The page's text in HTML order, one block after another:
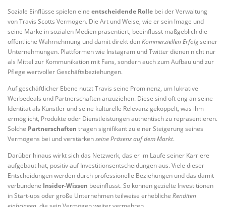
Soziale Einflüsse spielen eine entscheidende Rolle bei der Verwaltung
von Travis Scotts Vermögen. Die Art und Weise, wie er sein Image und
seine Marke in sozialen Medien präsentiert, beeinflusst maßgeblich die
öffentliche Wahrnehmung und damit direkt denKommerziellen Erfolgseiner
Unternehmungen. Plattformen wie Instagram und Twitter dienen nicht nur
als Mittel zur Kommunikation mit Fans, sondern auch zum Aufbau und zur
Pflege wertvoller Geschäftsbeziehungen.
Auf geschäftlicher Ebene nutzt Travis seine Prominenz, um lukrative
Werbedeals und Partnerschaften anzuziehen. Diese sind oft eng an seine
Identität als Künstler und seine kulturelle Relevanz gekoppelt, was ihm
ermöglicht, Produkte oder Dienstleistungen authentisch zu repräsentieren.
Solche Partnerschaften tragen signifikant zu einer Steigerung seines
Vermögens bei und verstärkenseine Präsenz auf dem Markt.
Darüber hinaus wirkt sich das Netzwerk, das er im Laufe seiner Karriere
aufgebaut hat, positiv auf Investitionsentscheidungen aus. Viele dieser
Entscheidungen werden durch professionelle Beziehungen und das damit
verbundene Insider-Wissen beeinflusst. So können gezielte Investitionen
in Start-ups oder große Unternehmen teilweise erhebliche Renditen